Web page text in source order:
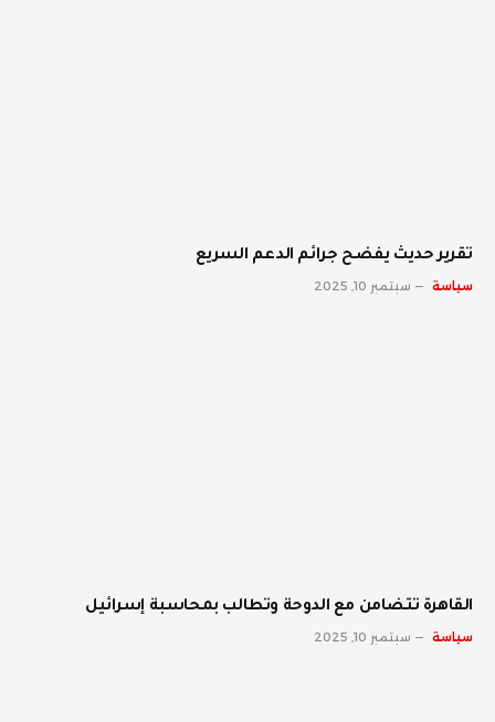
تقرير حديث يفضح جرائم الدعم السريع
سياسة سبتمبر 10, 2025
القاهرة تتضامن مع الدوحة وتطالب بمحاسبة إسرائيل
سياسة سبتمبر 10, 2025